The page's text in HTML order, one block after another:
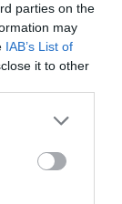
parties on the
may
IAB’s List of
it to other
historia clínica
impostadas,
nuevos
y
debemos
por